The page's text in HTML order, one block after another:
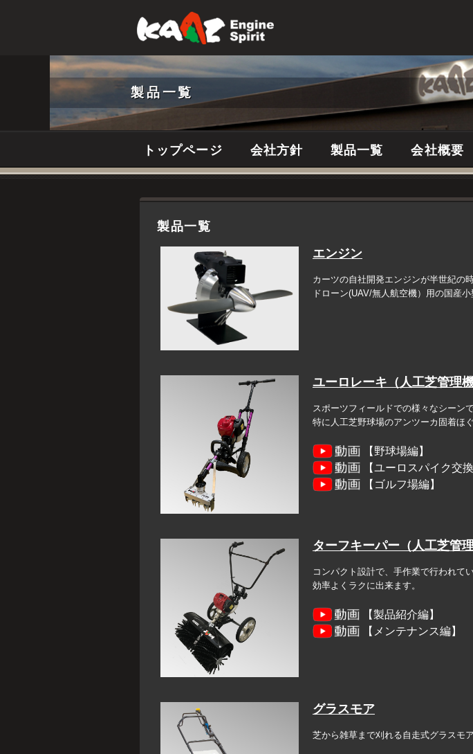
製品一覧
製品一覧
エンジン
カーツの自社開発エンジンが半世紀の
ドローン(UAV/無人航空機）用の国産
ユーロレーキ（人工芝管理機
スポーツフィールドでの様々なシーン
特に人工芝野球場のアンツーカ固着ほ
【野球場編】
【ユーロスパイク交換
【ゴルフ場編】
ターフキーパー（人工芝管理
コンパクト設計で、手作業で行われて
効率よくラクに出来ます。
【製品紹介編】
【メンテナンス編】
グラスモア
芝から雑草まで刈れる自走式グラスモア
トップページ 会社方針 製品一覧 会社概要